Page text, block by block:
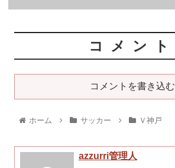
コメント
コメントを書き込む
ホーム サッカー Ｖ神戸
azzurri管理人